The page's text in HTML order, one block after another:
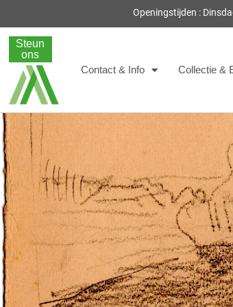
Openingstijden :
Steun
ons
Contact & Info
Collectie &